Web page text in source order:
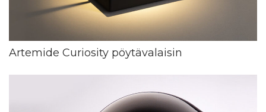
Artemide Curiosity pöytävalaisin